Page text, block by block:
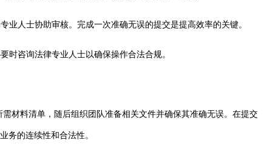
人士协助审核。完成一次准确无误的提交是提高效率的关键。
时咨询法律专业人士以确保操作合法合规。
材料清单，随后组织团队准备相关文件并确保其准确无误。在提交
务的连续性和合法性。